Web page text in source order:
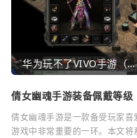
华为玩不了VIVO手游（华为玩不了VIVO手游怎么办）
倩女幽魂手游装备佩戴等级
倩女幽魂手游是一款备受玩家
游戏中非常重要的一环。本文